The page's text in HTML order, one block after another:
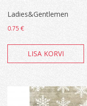
Ladies&Gentlemen
0.75 €
LISA KORVI